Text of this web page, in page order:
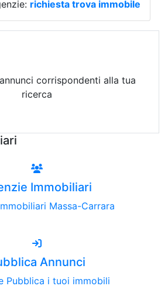
richiesta trova immobile
corrispondenti alla tua
ricerca
Immobiliari
Massa-Carrara
Annunci
Pubblica i tuoi immobili